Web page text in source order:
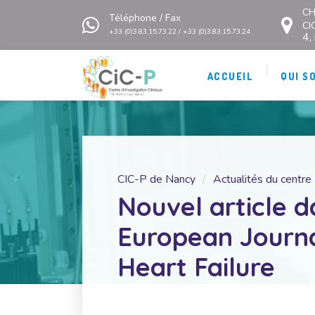
Téléphone / Fax
+33 (0)3.83.15.73.22 / +33 (0)3.83.15.73.24 4,
ACCUEIL QUI
CIC-P de Nancy Actualités du centre
Nouvel article
European
Heart Failure